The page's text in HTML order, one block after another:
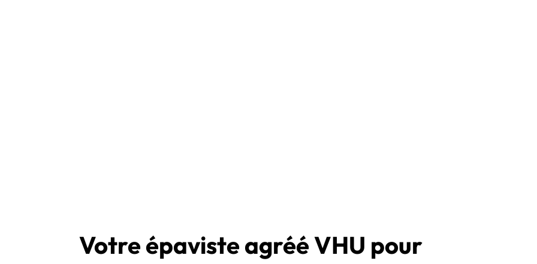
Votre épaviste agréé VHU pour